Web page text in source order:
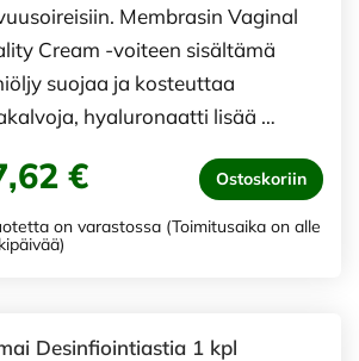
Membrasin Vaginal
Cream -voiteen sisältämä
suojaa ja kosteuttaa
hyaluronaatti lisää …
€ Ostoskoriin
on varastossa (Toimitusaika on alle
Desinfiointiastia 1 kpl